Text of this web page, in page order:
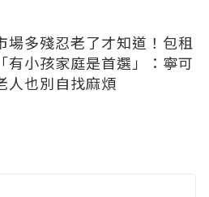
場多殘忍老了才知道！包租
有小孩家庭是首選」：寧可
人也別自找麻煩